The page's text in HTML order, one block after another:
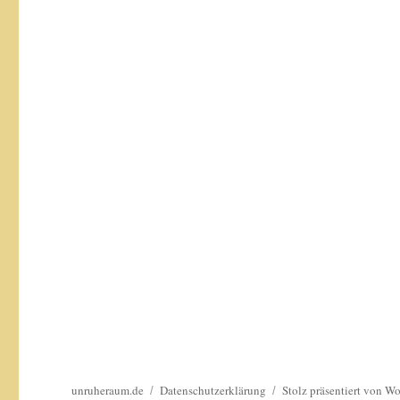
unruheraum.de Datenschutzerklärung Stolz präsentiert von